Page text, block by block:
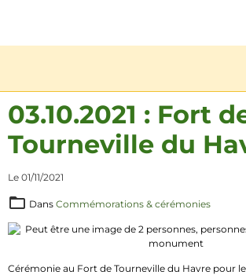
03.10.2021 : Fort
Tourneville du
Le 01/11/2021
Dans Commémorations & cérémonies
Cérémonie au Fort de Tourneville du Havre pour